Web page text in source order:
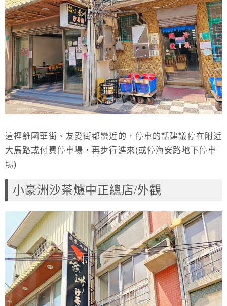
這裡離國華街、友愛街都蠻近的，停車的話建議停在附近
大馬路或付費停車場，再步行進來(或停海安路地下停車
場)
小豪洲沙茶爐中正總店/外觀